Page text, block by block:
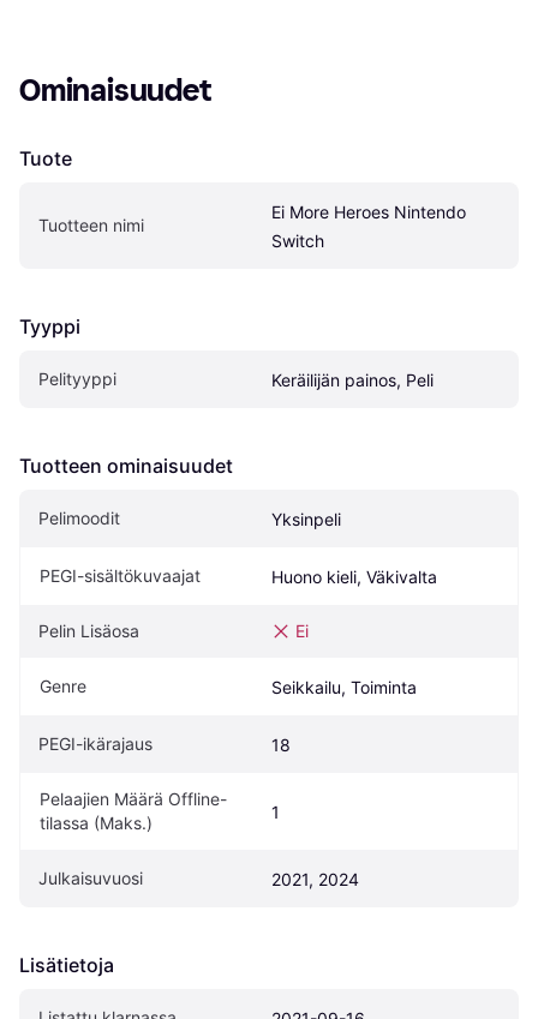
Ominaisuudet
Tuote
Tuotteen nimi
Ei More Heroes Nintendo
Switch
Tyyppi
Pelityyppi Keräilijän painos, Peli
Tuotteen ominaisuudet
Pelimoodit Yksinpeli
PEGI-sisältökuvaajat Huono kieli, Väkivalta
Pelin Lisäosa Ei
Genre Seikkailu, Toiminta
PEGI-ikärajaus 18
Pelaajien Määrä Offline-
tilassa (Maks.)
1
Julkaisuvuosi 2021, 2024
Lisätietoja